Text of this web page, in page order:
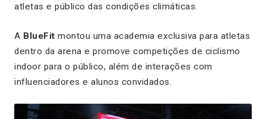
atletas e público das condições climáticas.
A BlueFit montou uma academia exclusiva para atletas
dentro da arena e promove competições de ciclismo
indoor para o público, além de interações com
influenciadores e alunos convidados.